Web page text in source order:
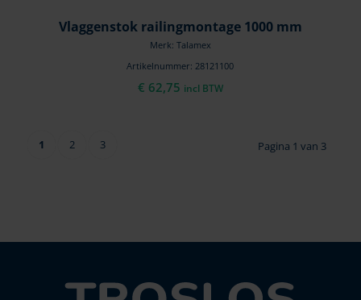
Vlaggenstok railingmontage 1000 mm
Merk: Talamex
Artikelnummer: 28121100
€ 62,75 incl BTW
Pagina 1 van 3
1 2 3